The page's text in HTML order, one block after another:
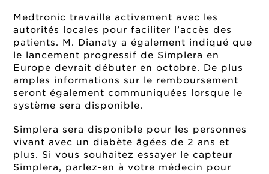
Medtronic travaille activement avec les
autorités locales pour faciliter l’accès des
patients. M. Dianaty a également indiqué que
le lancement progressif de Simplera en
Europe devrait débuter en octobre. De plus
amples informations sur le remboursement
seront également communiquées lorsque le
système sera disponible.
Simplera sera disponible pour les personnes
vivant avec un diabète âgées de 2 ans et
plus. Si vous souhaitez essayer le capteur
Simplera, parlez-en à votre médecin pour